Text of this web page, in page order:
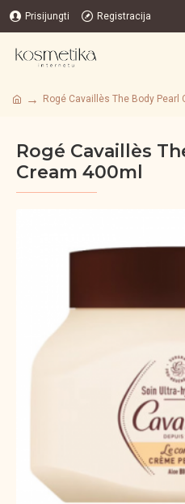
Prisijungti Registracija
Rogé Cavaillès The Body Pearl
Rogé Cavaillès
Cream 400ml